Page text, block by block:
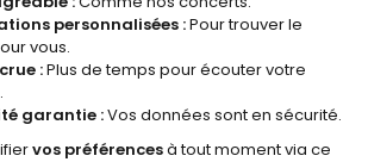
Montcalm, maison de la musique -